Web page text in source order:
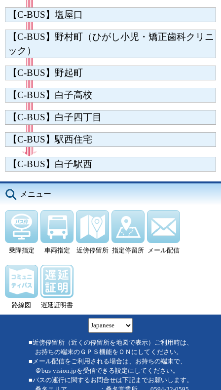
【C-BUS】塩屋口
【C-BUS】野村町（ひがし小児・矯正歯科クリニ
ック）
【C-BUS】野起町
【C-BUS】白子高校
【C-BUS】白子四丁目
【C-BUS】駅西住宅
【C-BUS】白子駅西
メニュー
乗降指定 車両指定 近傍停留所 指定停留所 メール配信
路線図 遅延証明書
■近傍停留所（近くの停留所を地図で表示）ご利用時は、
お持ちの端末のＧＰＳ機能をＯＮにしてください。
■メール配信をご利用される場合は、お持ちの端末で、
＠bus-vision.jpを受信できる設定にしてください。
■バスの運行に関するお問合せは下記までお願いします。